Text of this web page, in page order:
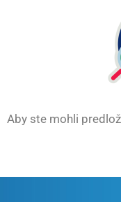
Aby ste mohli